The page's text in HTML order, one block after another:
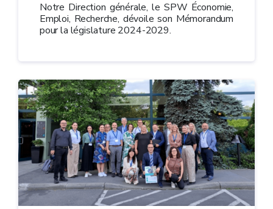
Notre Direction générale, le SPW Économie,
Emploi, Recherche, dévoile son Mémorandum
pour la législature 2024-2029.